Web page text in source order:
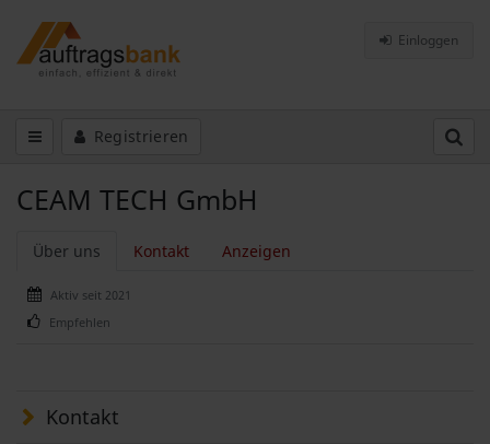
Einloggen
Registrieren
CEAM TECH GmbH
Über uns Kontakt Anzeigen
Aktiv seit 2021
Empfehlen
Kontakt